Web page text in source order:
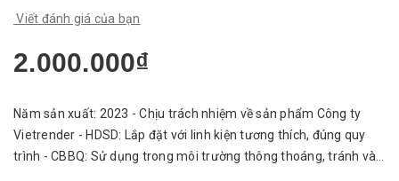
Viết đánh giá của bạn
2.000.000₫
Năm sản xuất: 2023 - Chịu trách nhiệm về sản phẩm Công ty
Vietrender - HDSD: Lắp đặt với linh kiện tương thích, đúng quy
trình - CBBQ: Sử dụng trong môi trường thông thoáng, tránh vào